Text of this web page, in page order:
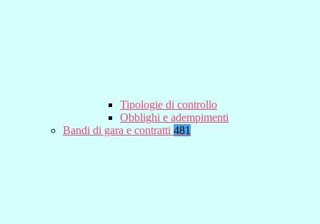
Tipologie di controllo
Obblighi e adempimenti
Bandi di gara e contratti 481